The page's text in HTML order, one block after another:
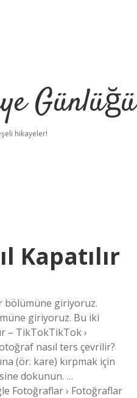
Günlüğü
hikayeler!
Kapatılır
bölümüne giriyoruz.
giriyoruz. Bu iki
– TikTokTikTok ›
nasıl ters çevrilir?
(ör. kare) kırpmak için
dokunun. …
Fotoğraflar › Fotoğraflar